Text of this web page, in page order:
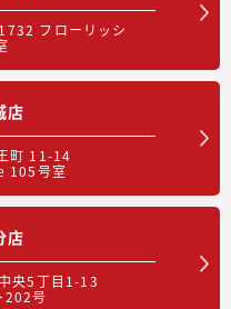
フローリッシ
店
町 11-14
105号室
店
央5丁目1-13
202号